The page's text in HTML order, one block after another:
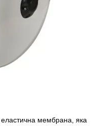
еластична мембрана, яка